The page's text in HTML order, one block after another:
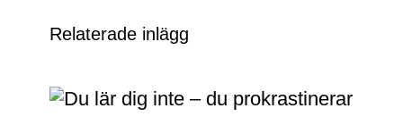
Relaterade inlägg